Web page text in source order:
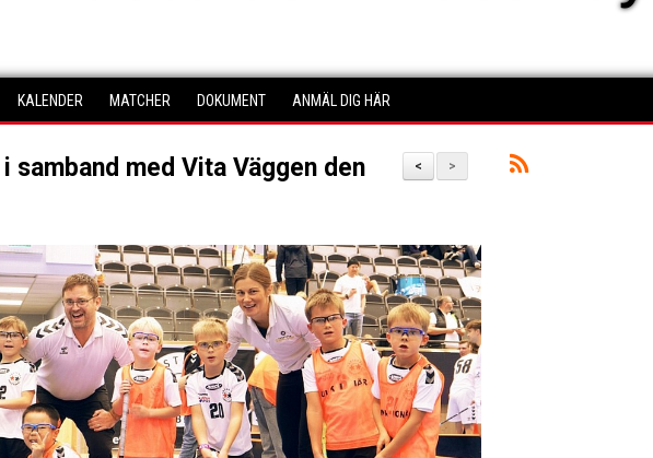
KALENDER MATCHER DOKUMENT ANMÄL DIG HÄR
>
<
samband med Vita Väggen den